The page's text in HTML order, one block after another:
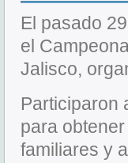
El pasado
el
Jalisco,
Participaron
para
familiares y